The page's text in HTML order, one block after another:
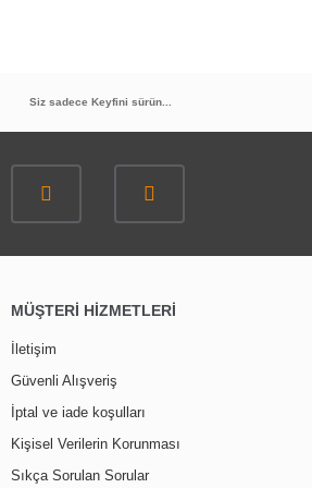
Siz sadece Keyfini sürün...
MÜŞTERİ HİZMETLERİ
İletişim
Güvenli Alışveriş
İptal ve iade koşulları
Kişisel Verilerin Korunması
Sıkça Sorulan Sorular